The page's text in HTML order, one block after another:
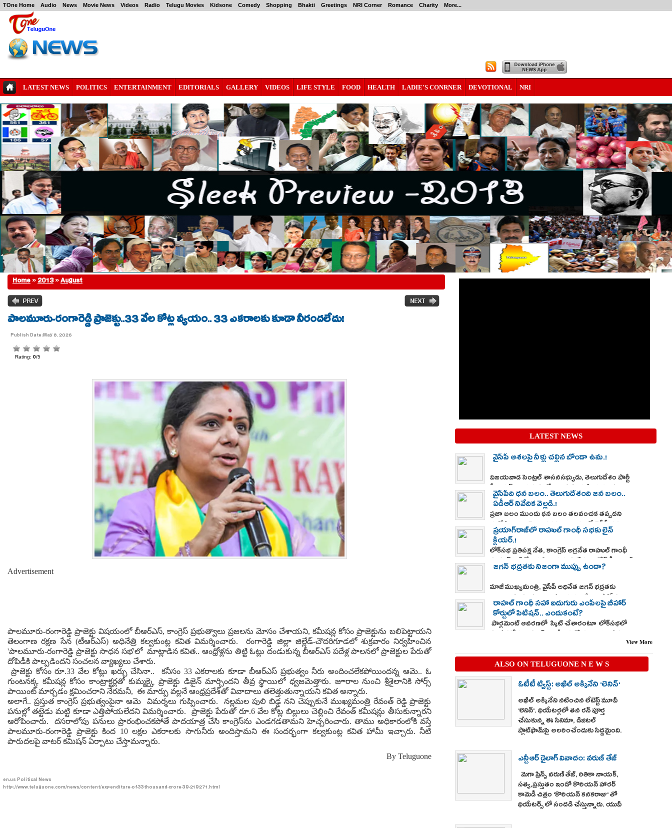
TOne Home Audio News Movie News Videos Radio Telugu Movies Kidsone Comedy Shopping Bhakti Greetings NRI Corner Romance Charity More...
LATEST NEWS POLITICS ENTERTAINMENT EDITORIALS GALLERY VIDEOS LIFE STYLE FOOD HEALTH LADIE'S CONRNER DEVOTIONAL NRI
Home»2013»August
పాలమూరు-రంగారెడ్డి ప్రాజెక్టు..33 వేల కోట్ల వ్యయం.. 33 ఎకరాలకు కూడా నీరందలేదు!
Publish Date:May 8, 2026
Advertisement
పాలమూరు-రంగారెడ్డి ప్రాజెక్టు విషయంలో బీఆర్ఎస్, కాంగ్రెస్ ప్రభుత్వాలు ప్రజలను మోసం చేశాయని, కమీషన్ల కోసం ప్రాజెక్టును బలిపెట్టాయని
తెలంగాణ రక్షణ సేన (టీఆర్‌ఎస్‌) అధినేత్రి కల్వకుంట్ల కవిత విమర్శించారు. రంగారెడ్డి జిల్లా జిల్లేడ్-చౌదరిగూడలో శుక్రవారం నిర్వహించిన
'పాలమూరు-రంగారెడ్డి ప్రాజెక్టు సాధన సభ'లో మాట్లాడిన కవిత.. ఆంధ్రోళ్లను తిట్టి ఓట్లు దండుకున్న బీఆర్ఎస్ పదేళ్ల పాలనలో ప్రాజెక్టుల పేరుతో
దోపిడీకి పాల్పడిందని సంచలన వ్యాఖ్యలు చేశారు.
ప్రాజెక్టు కోసం రూ.33 వేల కోట్లు ఖర్చు చేసినా.. కనీసం 33 ఎకరాలకు కూడా బీఆర్ఎస్ ప్రభుత్వం నీరు అందించలేకపోయిందన్న ఆమె.. ఓ
గుంటనక్క కమీషన్ల కోసం కాంట్రాక్టర్లతో కుమ్మక్కై ప్రాజెక్టు డిజైన్ మార్చిందని తీవ్ర స్థాయిలో ధ్వజమెత్తారు. జూరాల నుంచి శ్రీశైలానికి సోర్స్
పాయింట్ మార్చడం క్షమించరాని నేరమనీ, ఈ మార్పు వల్లనే ఆంధ్రప్రదేశ్‌తో వివాదాలు తలెత్తుతున్నాయని కవిత అన్నారు.
అలాగే.. ప్రస్తుత కాంగ్రెస్ ప్రభుత్వంపైనా ఆమె విమర్శలు గుప్పించారు. నల్లమల పులి బిడ్డ నని చెప్పుకునే ముఖ్యమంత్రి రేవంత్ రెడ్డి ప్రాజెక్టు
పనుల్లో తట్టెడు మట్టి కూడా ఎత్తిపోయలేదని విమర్శించారు. ప్రాజెక్టు పేరుతో రూ.6 వేల కోట్ల బిల్లులు చెల్లించి రేవంత్ కమీషన్లు తీసుకున్నారని
ఆరోపించారు. దసరాలోపు పనులు ప్రారంభించకపోతే పాదయాత్ర చేసి కాంగ్రెస్‌ను ఎండగడతామని హెచ్చరించారు. తాము అధికారంలోకి వస్తే
పాలమూరు-రంగారెడ్డి ప్రాజెక్టు కింద 10 లక్షల ఎకరాలకు సాగునీరు అందిస్తామని ఈ సందర్భంగా కల్వకుంట్ల కవిత హామీ ఇచ్చారు. నీటి
పారుదలపై వాటర్ కమిషన్ ఏర్పాటు చేస్తామన్నారు.
By Teluguone
en-usPolitical News
http://www.teluguone.com/news/content/expenditure-of-33thousand-crore-39-219271.html